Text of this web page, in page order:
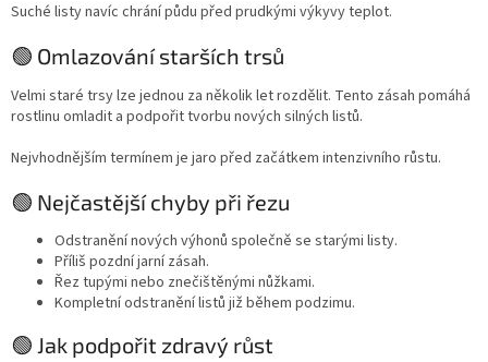
Suché listy navíc chrání půdu před prudkými výkyvy teplot.
🟢 Omlazování starších trsů
Velmi staré trsy lze jednou za několik let rozdělit. Tento zásah pomáhá
rostlinu omladit a podpořit tvorbu nových silných listů.
Nejvhodnějším termínem je jaro před začátkem intenzivního růstu.
🟢 Nejčastější chyby při řezu
Odstranění nových výhonů společně se starými listy.
Příliš pozdní jarní zásah.
Řez tupými nebo znečištěnými nůžkami.
Kompletní odstranění listů již během podzimu.
🟢 Jak podpořit zdravý růst